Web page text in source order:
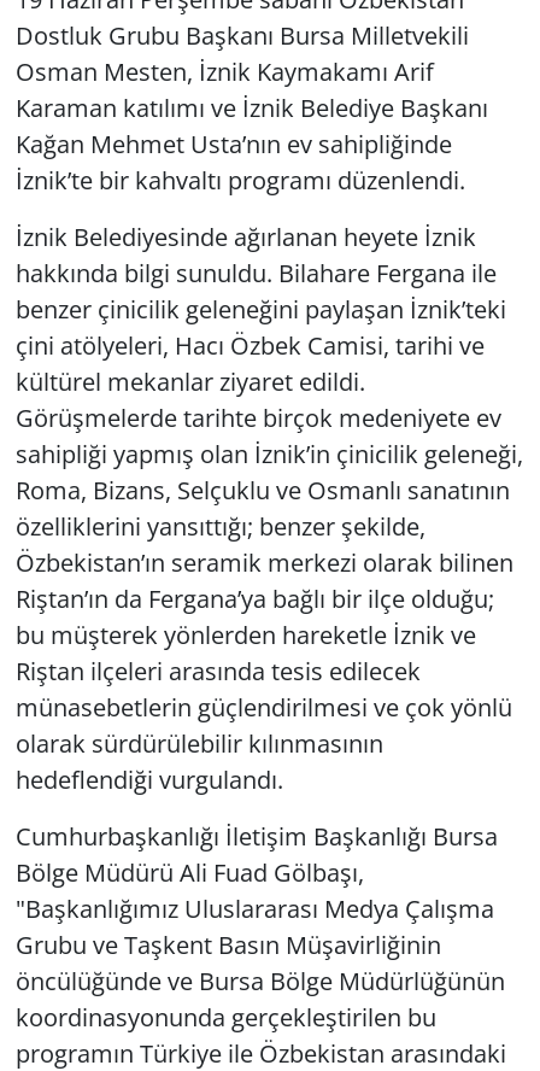
Dostluk Grubu Başkanı Bursa Milletvekili
Osman Mesten, İznik Kaymakamı Arif
Karaman katılımı ve İznik Belediye Başkanı
Kağan Mehmet Usta’nın ev sahipliğinde
İznik’te bir kahvaltı programı düzenlendi.
İznik Belediyesinde ağırlanan heyete İznik
hakkında bilgi sunuldu. Bilahare Fergana ile
benzer çinicilik geleneğini paylaşan İznik’teki
çini atölyeleri, Hacı Özbek Camisi, tarihi ve
kültürel mekanlar ziyaret edildi.
Görüşmelerde tarihte birçok medeniyete ev
sahipliği yapmış olan İznik’in çinicilik geleneği,
Roma, Bizans, Selçuklu ve Osmanlı sanatının
özelliklerini yansıttığı; benzer şekilde,
Özbekistan’ın seramik merkezi olarak bilinen
Riştan’ın da Fergana’ya bağlı bir ilçe olduğu;
bu müşterek yönlerden hareketle İznik ve
Riştan ilçeleri arasında tesis edilecek
münasebetlerin güçlendirilmesi ve çok yönlü
olarak sürdürülebilir kılınmasının
hedeflendiği vurgulandı.
Cumhurbaşkanlığı İletişim Başkanlığı Bursa
Bölge Müdürü Ali Fuad Gölbaşı,
"Başkanlığımız Uluslararası Medya Çalışma
Grubu ve Taşkent Basın Müşavirliğinin
öncülüğünde ve Bursa Bölge Müdürlüğünün
koordinasyonunda gerçekleştirilen bu
programın Türkiye ile Özbekistan arasındaki